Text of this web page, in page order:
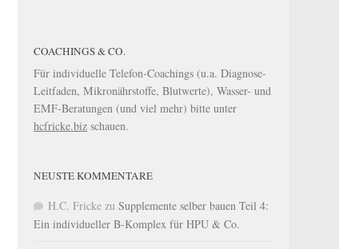
COACHINGS & CO.
Für individuelle Telefon-Coachings (u.a. Diagnose-
Leitfaden, Mikronährstoffe, Blutwerte), Wasser- und
EMF-Beratungen (und viel mehr) bitte unter
hcfricke.biz schauen.
NEUSTE KOMMENTARE
H.C. Fricke zu Supplemente selber bauen Teil 4:
Ein individueller B-Komplex für HPU & Co.